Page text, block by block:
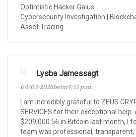
Optimistic Hacker Gaius
Cybersecurity Investigation |
Asset Tracing
Lysba Jamessagt
04/03/2026beim9:53 p.m.
I am incredibly grateful to ZEUS
SERVICES for their exceptional
$209,000.56 in Bitcoin last month, I
team was professional, transparent,